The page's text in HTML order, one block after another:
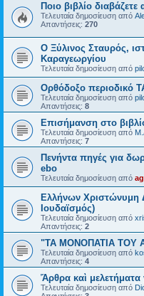
Ποιο βιβλίο
Τελευταία δημοσίευση από
Απαντήσεις: 270
Ο Ξύλινος Σταυρός,
Καραγεωργίου
Τελευταία δημοσίευση από
Ορθόδοξο περιοδικό
Τελευταία δημοσίευση από
Απαντήσεις: 8
Επισήμανση στο
Τελευταία δημοσίευση από
Απαντήσεις: 7
Πενήντα πηγές για
ebo
Τελευταία δημοσίευση από
Ελλήνων Χριστώνυμη
Ιουδαϊσμός)
Τελευταία δημοσίευση από
Απαντήσεις: 2
"ΤΑ ΜΟΝΟΠΑΤΙΑ ΤΟΥ
Τελευταία δημοσίευση από
Απαντήσεις: 4
Ἄρθρα καὶ μελετήματα
Τελευταία δημοσίευση από